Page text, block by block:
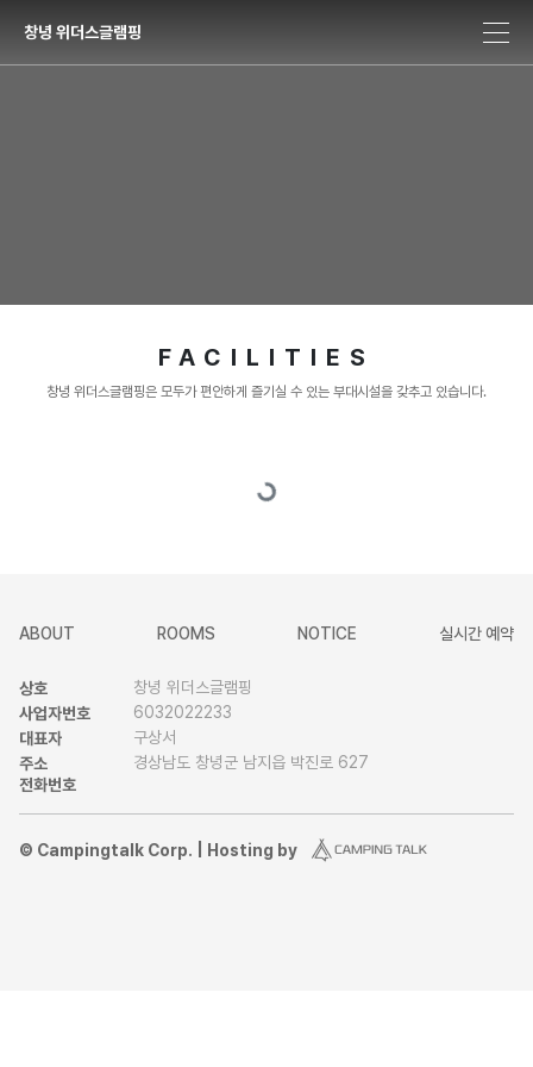
창녕 위더스글램핑
FACILITIES
창녕 위더스글램핑은 모두가 편안하게 즐기실 수 있는 부대시설을 갖추고 있습니다.
ABOUT ROOMS NOTICE 실시간 예약
상호
창녕 위더스글램핑
사업자번호
6032022233
대표자
구상서
주소
경상남도 창녕군 남지읍 박진로 627
전화번호
© Campingtalk Corp. | Hosting by